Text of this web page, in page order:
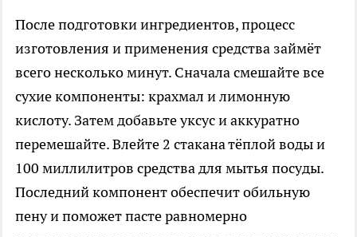
После подготовки ингредиентов, процесс
изготовления и применения средства займёт
всего несколько минут. Сначала смешайте все
сухие компоненты: крахмал и лимонную
кислоту. Затем добавьте уксус и аккуратно
перемешайте. Влейте 2 стакана тёплой воды и
100 миллилитров средства для мытья посуды.
Последний компонент обеспечит обильную
пену и поможет пасте равномерно